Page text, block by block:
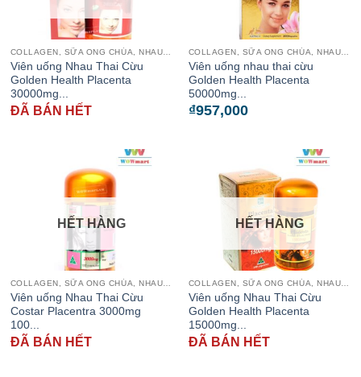
Viên uống Nhau Thai Cừu
Golden Health Placenta
30000mg...
ĐÃ BÁN HẾT
Viên uống nhau thai cừu
Golden Health Placenta
50000mg...
₫957,000
HẾT HÀNG
COLLAGEN, SỮA ONG CHÚA, NHAU THAI CỪU
Viên uống Nhau Thai Cừu
Costar Placentra 3000mg
100...
ĐÃ BÁN HẾT
HẾT HÀNG
COLLAGEN, SỮA ONG CHÚA, NHAU THAI CỪU
Viên uống Nhau Thai Cừu
Golden Health Placenta
15000mg...
ĐÃ BÁN HẾT